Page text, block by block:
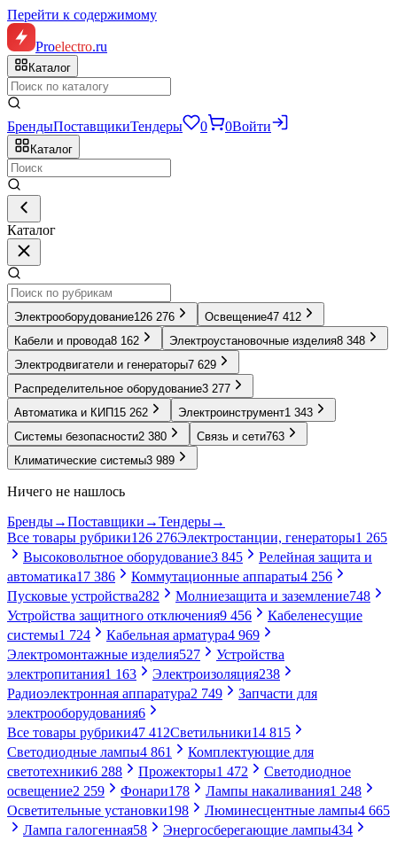
Перейти к содержимому
Proelectro.ru
Каталог
БрендыПоставщикиТендеры 0 0Войти
Каталог
Каталог
Электрооборудование126 276 Освещение47 412
Кабели и провода8 162 Электроустановочные изделия8 348
Электродвигатели и генераторы7 629
Распределительное оборудование3 277
Автоматика и КИП 15 262 Электроинструмент1 343
Системы безопасности2 380 Связь и сети763
Климатические системы3 989
Ничего не нашлось
Бренды→Поставщики →Тендеры→
Все товары рубрики126 276Электростанции, генераторы1 265
Высоковольтное оборудование3 845
Релейная защита и
автоматика17 386 Коммутационные аппараты4 256
Пусковые устройства282 Молниезащита и заземление748
Устройства защитного отключения9 456
Кабеленесущие
системы1 724 Кабельная арматура4 969
Электромонтажные изделия527
Устройства
электропитания1 163 Электроизоляция238
Радиоэлектронная аппаратура2 749
Запчасти для
электрооборудования6
Все товары рубрики47 412Светильники14 815
Светодиодные лампы4 861
Комплектующие для
светотехники6 288 Прожекторы1 472
Светодиодное
освещение2 259 Фонари178 Лампы накаливания1 248
Осветительные установки198 Люминесцентные лампы4 665
Лампа галогенная58 Энергосберегающие лампы434